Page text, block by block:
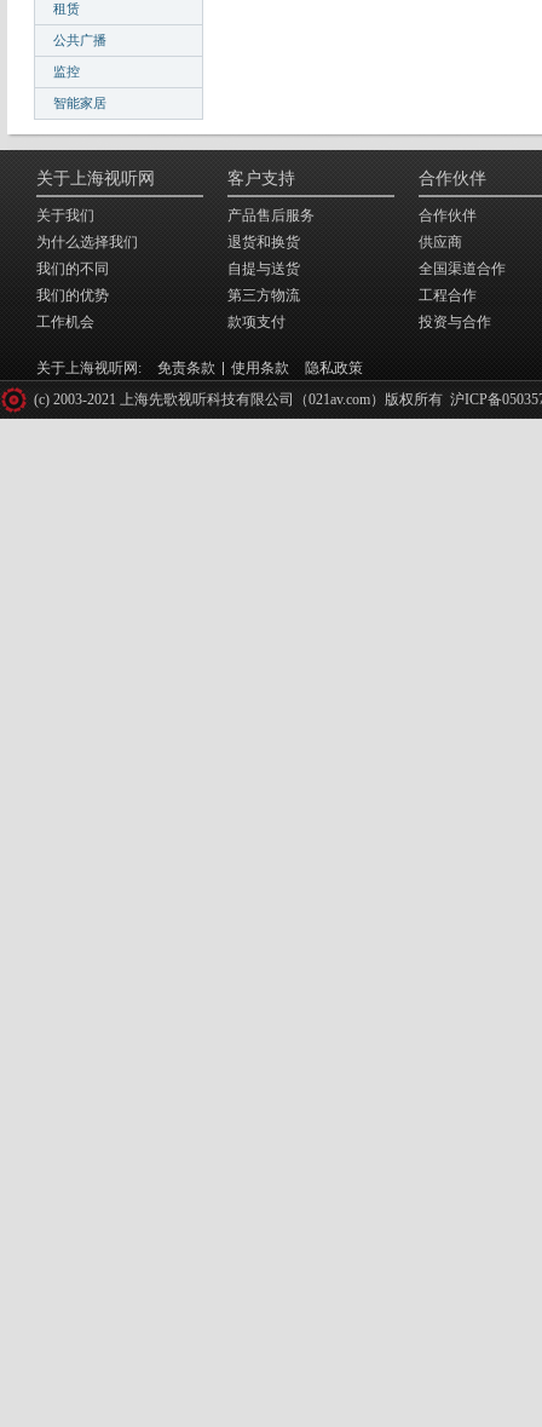
租赁
公共广播
监控
智能家居
关于上海视听网
关于我们
为什么选择我们
我们的不同
我们的优势
工作机会
客户支持
产品售后服务
退货和换货
自提与送货
第三方物流
款项支付
合作伙伴
合作伙伴
供应商
全国渠道合作
工程合作
投资与合作
关于上海视听网: 免责条款 使用条款
隐私政策
(c) 2003-2021 上海先歌视听科技有限公司（021av.com）版权所有 沪ICP备